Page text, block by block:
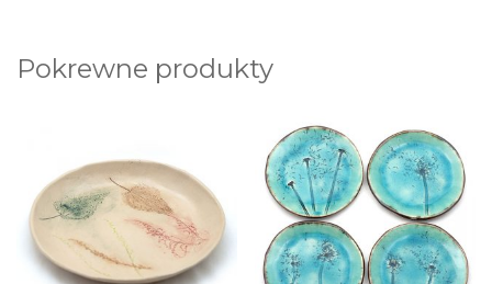
Pokrewne produkty